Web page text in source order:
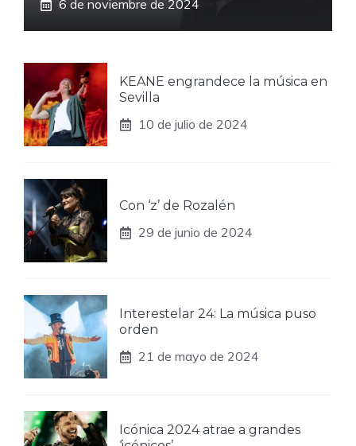
6 de noviembre de 2024
KEANE engrandece la música en
Sevilla
10 de julio de 2024
Con ‘z’ de Rozalén
29 de junio de 2024
Interestelar 24: La música puso
orden
21 de mayo de 2024
Icónica 2024 atrae a grandes